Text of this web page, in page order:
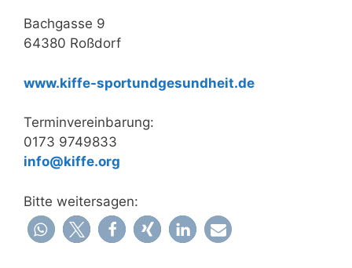
Bachgasse 9
64380 Roßdorf
www.kiffe-sportundgesundheit.de
Terminvereinbarung:
0173 9749833
info@kiffe.org
Bitte weitersagen: